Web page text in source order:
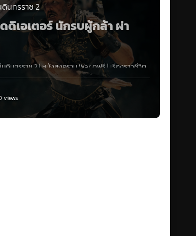
นทรราช 2
เอเตอร์ นักรบผู้กล้า ผ่า
ดินทรราช 2|หนังสงคราม Warดูฟรี| เรื่องราวชีวิต
จากความตายของแกลดดิเอเตอร์หลายปีหลังจากที่
ยน้ำมือของลุงของเขา ลูเซียส ถูกบังคับให้เข้าสู่
เผด็จการผู้ปกครองกรุงโรมด้วยอำนาจอัน
ยู่บนเส้นด้าย ลูเซียส ต้องหันกลับไปหาค้นหาความ
มให้แก่ประชาชนของมัน
views